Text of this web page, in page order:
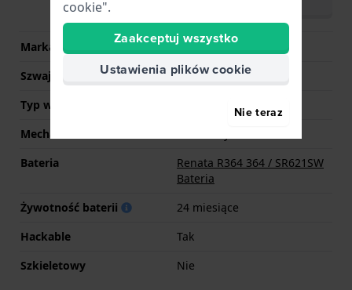
Marka Movement
Seiko Instruments Inc.
Szwajcarski mechanizm
Nie
Typ wyświetlacza
Mechanizm
Bateria
Renata R364 364 / SR621SW
Bateria
Żywotność baterii
24 miesiące
Hackable
Tak
Szkieletowy
Nie
cookie".
Zaakceptuj wszystko
Ustawienia plików cookie
Nie teraz